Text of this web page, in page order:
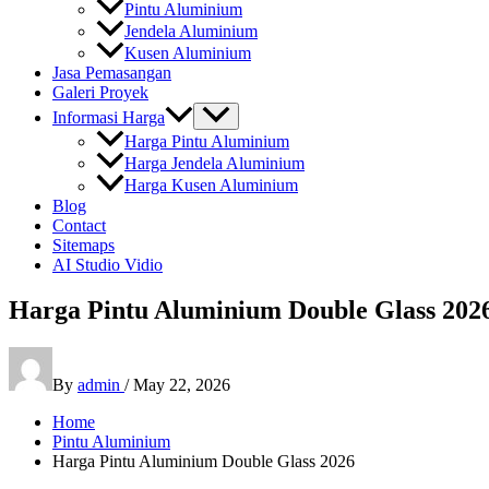
Pintu Aluminium
Jendela Aluminium
Kusen Aluminium
Jasa Pemasangan
Galeri Proyek
Informasi Harga
Harga Pintu Aluminium
Harga Jendela Aluminium
Harga Kusen Aluminium
Blog
Contact
Sitemaps
AI Studio Vidio
Harga Pintu Aluminium Double Glass
By admin /May 22, 2026
Home
Pintu Aluminium
Harga Pintu Aluminium Double Glass 2026